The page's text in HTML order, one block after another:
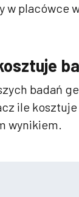
placówce
badań
ile
wynikiem.